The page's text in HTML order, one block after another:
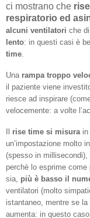
ci mostrano che
respiratorio ed
alcuni ventilatori che di
lento: in questi casi è
time
Una rampa troppo
il paziente viene
riesce ad inspirare
velocemente: a volte
Il rise time si misura in
un’impostazione molto
(spesso in
perchè lo esprime
sia, più è basso il
ventilatori (molto
istantaneo, mentre se
aumenta: in questo caso,